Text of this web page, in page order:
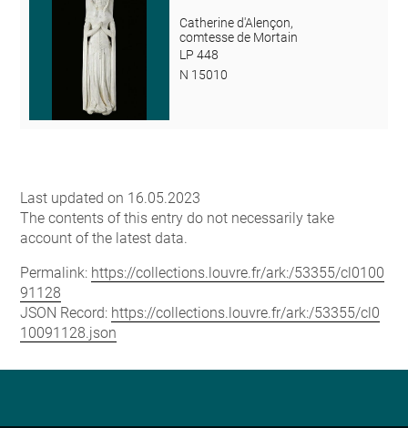
Catherine d'Alençon,
comtesse de Mortain
LP 448
N 15010
Last updated on 16.05.2023
The contents of this entry do not necessarily take
account of the latest data.
Permalink: https://collections.louvre.fr/ark:/53355/cl0100
91128
JSON Record: https://collections.louvre.fr/ark:/53355/cl0
10091128.json